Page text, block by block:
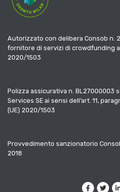
Autorizzato con delibera Consob n.
fornitore di servizi di crowdfunding
2020/1503
Polizza assicurativa n. BL27000003
Services SE ai sensi dell’art. 11,
(UE) 2020/1503
Provvedimento sanzionatorio
2018